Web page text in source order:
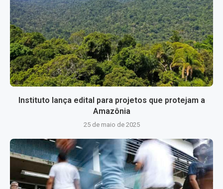
Instituto lança edital para projetos que protejam a
Amazônia
25 de maio de 2025